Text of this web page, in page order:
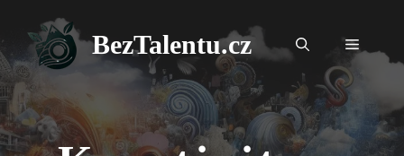
obsah
BezTalentu.cz Menu